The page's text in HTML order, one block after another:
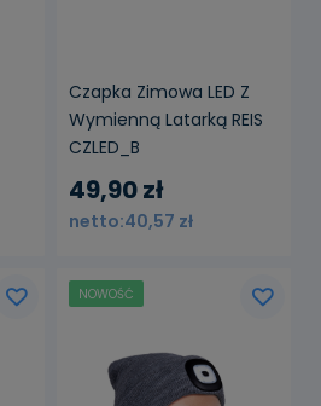
Czapka Zimowa LED Z
Wymienną Latarką REIS
CZLED_B
49,90 zł
40,57 zł
NOWOŚĆ